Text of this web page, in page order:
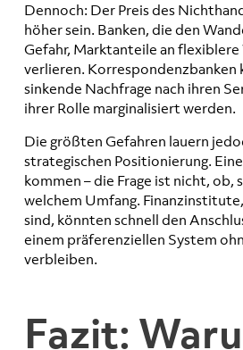
Dennoch: Der Preis des
höher sein. Banken, die den
Gefahr, Marktanteile an
verlieren. Korrespondenzbanken
sinkende Nachfrage nach ihren
ihrer Rolle marginalisiert werden.
Die größten Gefahren lauern
strategischen Positionierung.
kommen – die Frage ist nicht, ob,
welchem Umfang.
sind, könnten schnell den
einem präferenziellen System
verbleiben.
Fazit: